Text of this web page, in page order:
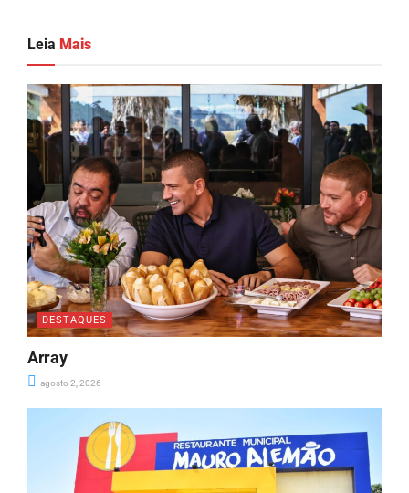
Leia Mais
DESTAQUES
Array
agosto 2, 2026